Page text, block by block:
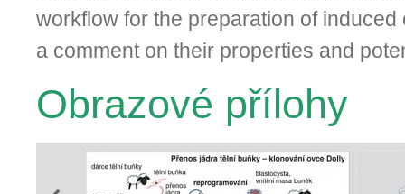
workflow for the prepa­ration of induced
a comment on their properties and
Obrazové přílohy